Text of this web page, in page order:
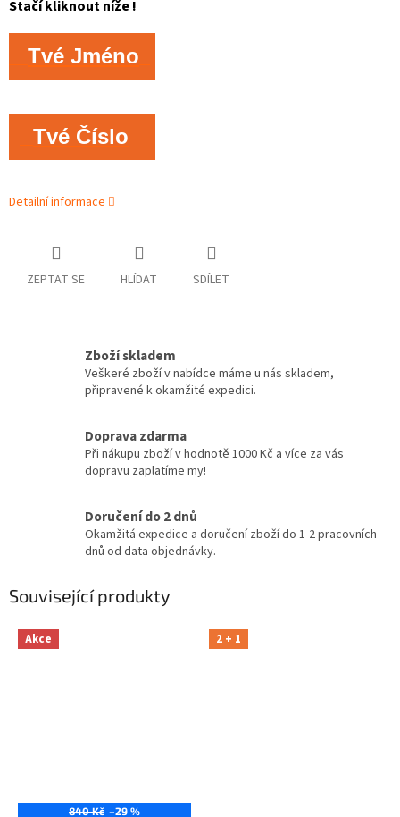
Stačí kliknout níže !
Tvé Jméno
Tvé Číslo
Detailní informace
ZEPTAT SE HLÍDAT SDÍLET
Zboží skladem
Veškeré zboží v nabídce máme u nás skladem,
připravené k okamžité expedici.
Doprava zdarma
Při nákupu zboží v hodnotě 1000 Kč a více za vás
dopravu zaplatíme my!
Doručení do 2 dnů
Okamžitá expedice a doručení zboží do 1-2 pracovních
dnů od data objednávky.
Související produkty
Akce
840 Kč –29 %
2 + 1